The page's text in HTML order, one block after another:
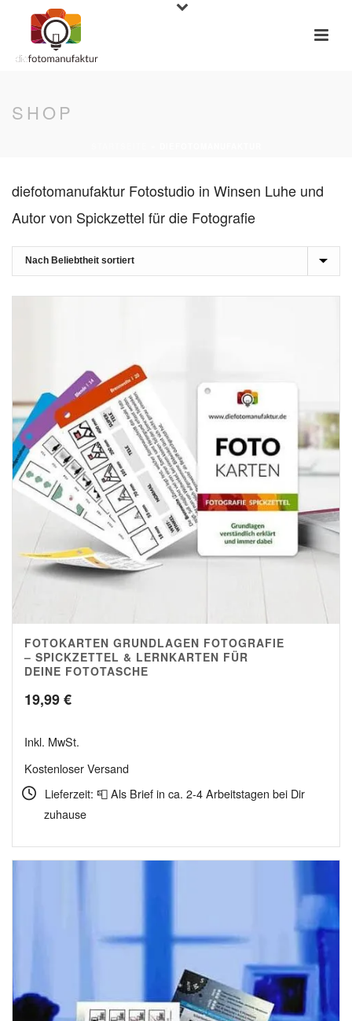
SHOP
diefotomanufaktur Fotostudio in Winsen Luhe und
Autor von Spickzettel für die Fotografie
4.89
FOTOKARTEN GRUNDLAGEN FOTOGRAFIE
– SPICKZETTEL & LERNKARTEN FÜR
DEINE FOTOTASCHE
19,99€
Inkl. MwSt.
Kostenloser Versand
Lieferzeit: 📮 Als Brief in ca. 2-4 Arbeitstagen bei Dir
zuhause